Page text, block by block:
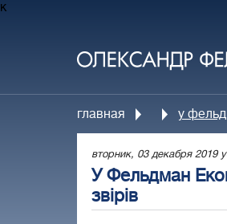
к
главная у
вторник, 03 декабря 2019
У Фельдман
звірів